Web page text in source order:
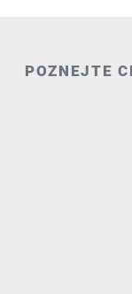
POZNEJTE